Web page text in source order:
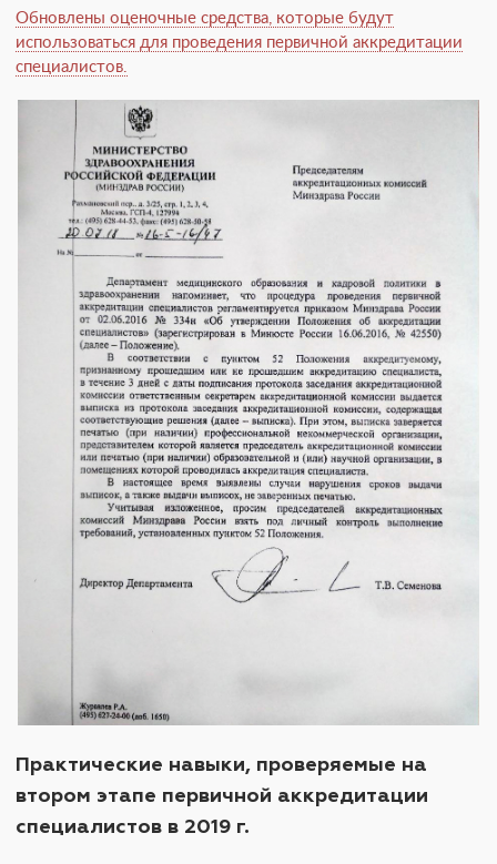
Обновлены оценочные средства, которые будут
использоваться для проведения первичной аккредитации
специалистов.
Практические навыки, проверяемые на
втором этапе первичной аккредитации
специалистов в 2019 г.